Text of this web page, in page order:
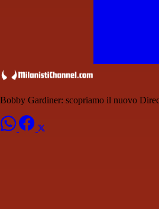
Bobby Gardiner: scopriamo il nuovo